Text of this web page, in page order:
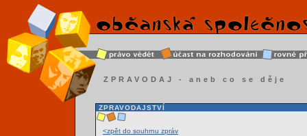
ZPRAVODAJ - aneb co se děje
ZPRAVODAJSTVÍ
<zpět do souhrnu zpráv